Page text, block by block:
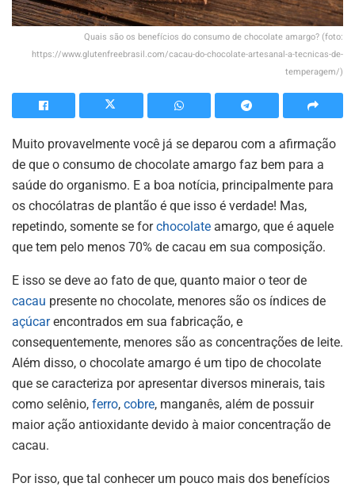
Quais são os benefícios do consumo de chocolate amargo? (foto:
https://www.glutenfreebrasil.com/cacau-do-chocolate-artesanal-a-tecnicas-de-
temperagem/)
Muito provavelmente você já se deparou com a afirmação
de que o consumo de chocolate amargo faz bem para a
saúde do organismo. E a boa notícia, principalmente para
os chocólatras de plantão é que isso é verdade! Mas,
repetindo, somente se forchocolate amargo, que é aquele
que tem pelo menos 70% de cacau em sua composição.
E isso se deve ao fato de que, quanto maior o teor de
cacau presente no chocolate, menores são os índices de
açúcarencontrados em sua fabricação, e
consequentemente, menores são as concentrações de leite.
Além disso, o chocolate amargo é um tipo de chocolate
que se caracteriza por apresentar diversos minerais, tais
como selênio, ferro, cobre, manganês, além de possuir
maior ação antioxidante devido à maior concentração de
cacau.
Por isso, que tal conhecer um pouco mais dos benefícios